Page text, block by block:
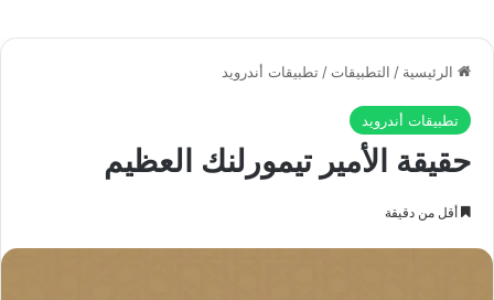
ينصبُّ به الماء من السماء من حيث: تبخير الشمس لمياه البحر
وسوْق الرياح لقطع الغمام، وتلبُّد الغيوم في السماء، ثم تكاثفها
وسقوط الأمطار... فذلك كلّه إنما يجري وفق قوانين ثابتة. فمن الذي
وضع هذه القوانين لتكون سبباً في نزول الأمطار؟.
من أوصاف لا يتَّسع لها لفظ واحد، فهي تشمل: صبّاً رفيقاً، إذ ينصبُّ
الماء من السماء على شكل قطرات لطيفة، لا تزعج الحبّة الدفينة